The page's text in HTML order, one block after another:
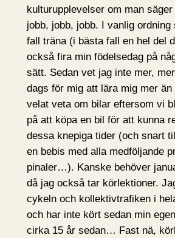
kulturupplevelser om man
jobb, jobb, jobb. I vanlig ordning
fall träna (i bästa fall en hel del
också fira min födelsedag på
sätt. Sedan vet jag inte mer,
dags för mig att lära mig mer än
velat veta om bilar eftersom vi
på att köpa en bil för att kunna
dessa knepiga tider (och snart
en bebis med alla medföljande
pinaler…). Kanske behöver
då jag också tar körlektioner.
cykeln och kollektivtrafiken i
och har inte kört sedan min
cirka 15 år sedan… Fast nä,